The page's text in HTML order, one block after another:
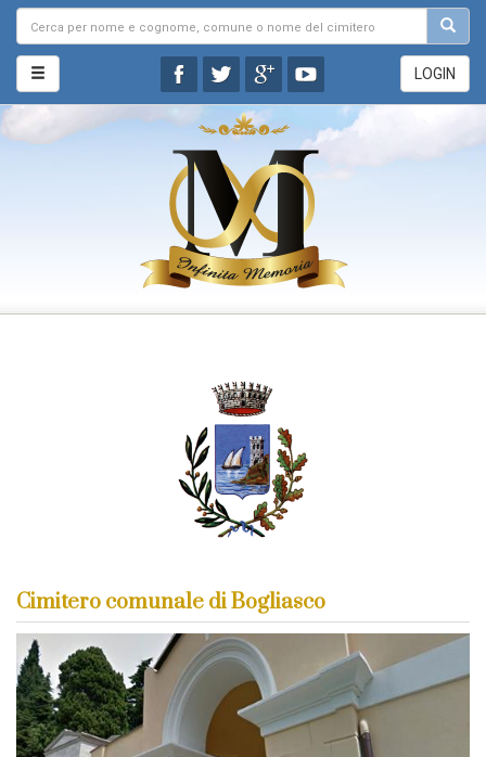
LOGIN
Cimitero comunale di Bogliasco